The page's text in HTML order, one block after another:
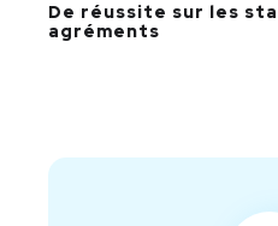
De réussite sur les
agréments